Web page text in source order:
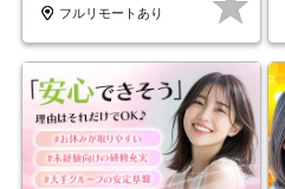
フルリモートあり